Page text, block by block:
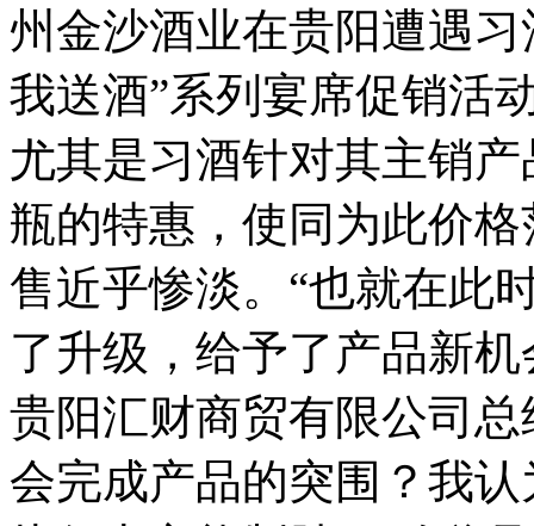
州金沙酒业在贵阳遭遇
我送酒”系列宴席促销活
尤其是习酒针对其主销
瓶的特惠，使同为此价
售近乎惨淡。“也就在此
了升级，给予了产品新
贵阳汇财商贸有限公司
会完成产品的突围？我